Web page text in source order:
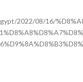
2022/08/16/